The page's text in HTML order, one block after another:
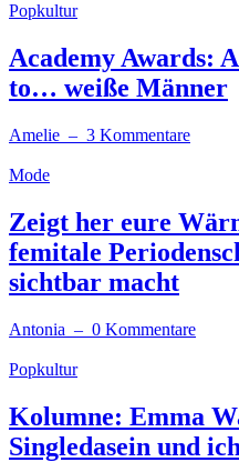
Popkultur
Academy Awards:
to… weiße Männer
Amelie – 3 Kommentare
Mode
Zeigt her eure
femitale
sichtbar macht
Antonia – 0 Kommentare
Popkultur
Kolumne: Emma
Singledasein und ich